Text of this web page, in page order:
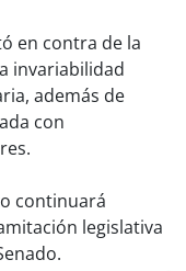
en contra de la
invariabilidad
además de
con
continuará
legislativa